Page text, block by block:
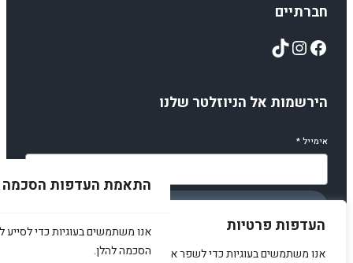
העדפות פרטיות
אנו משתמשים בעוגיות כדי לשפר את האתר, להציג תוכן מותאם ולנתח
התאמת העדפות הסכמה
אנו משתמשים בעוגיות כדי לסייע
הסכמה להלן.
חברתיים
Facebook
Instagram
TikTok
הירשמות אל הניוזלטר שלנו
אימייל*